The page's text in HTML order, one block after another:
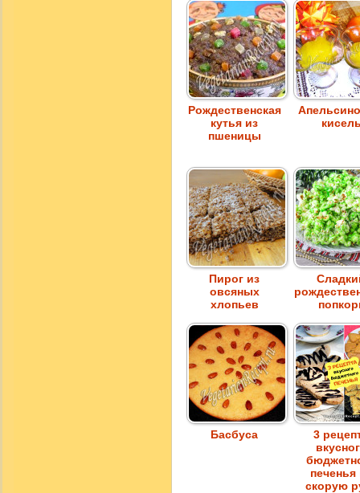
Рождественская
кутья из
пшеницы
Пирог из
овсяных
хлопьев
Басбуса
3
печенья
скорую